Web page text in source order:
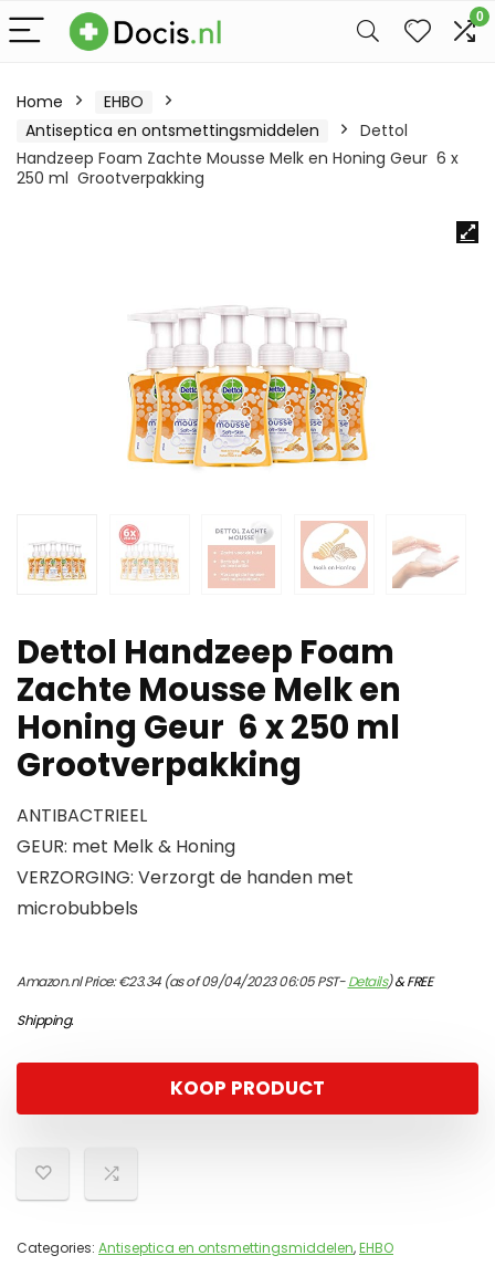
0
Home
EHBO
Antiseptica en ontsmettingsmiddelen
Dettol
Handzeep Foam Zachte Mousse Melk en Honing Geur 6 x
250 ml Grootverpakking
Dettol Handzeep Foam
Zachte Mousse Melk en
Honing Geur 6 x 250 ml
Grootverpakking
ANTIBACTRIEEL
GEUR: met Melk & Honing
VERZORGING: Verzorgt de handen met
microbubbels
Amazon.nl Price:€23.34(as of 09/04/2023 06:05 PST-Details)&FREE
Shipping.
KOOP PRODUCT
Categories: Antiseptica en ontsmettingsmiddelen,EHBO